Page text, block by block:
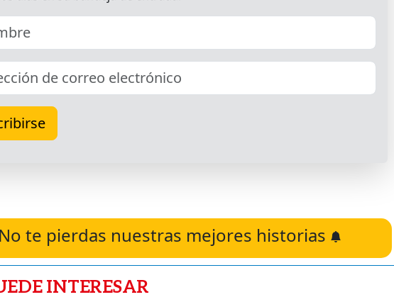
No te pierdas nuestras mejores historias
INTERESAR